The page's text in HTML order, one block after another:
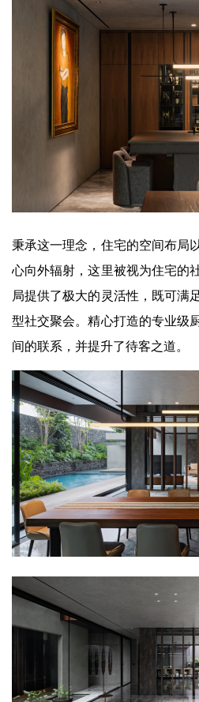
秉承这一理念，住宅的空间布局
心向外辐射，这里被视为住宅的
局提供了极大的灵活性，既可满
型社交聚会。精心打造的专业级
间的联系，并提升了待客之道。